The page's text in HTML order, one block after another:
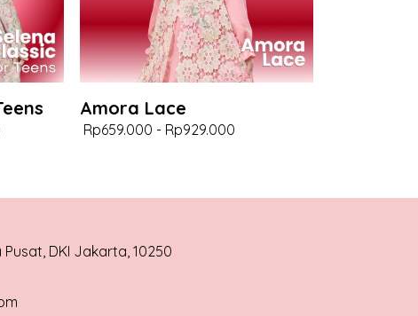
Amora Lace
Rp659.000 - Rp929.000
Pusat, DKI Jakarta, 10250